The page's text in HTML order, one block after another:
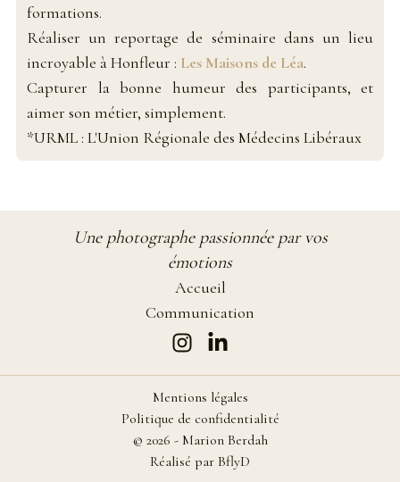
formations.
Réaliser un reportage de séminaire dans un lieu
incroyable à Honfleur : Les Maisons de Léa.
Capturer la bonne humeur des participants, et
aimer son métier, simplement.
*URML : L'Union Régionale des Médecins Libéraux
Une photographe passionnée par vos
émotions
Accueil
Communication
© 2026 - Marion Berdah
Réalisé par BflyD
Mentions légales
Politique de confidentialité